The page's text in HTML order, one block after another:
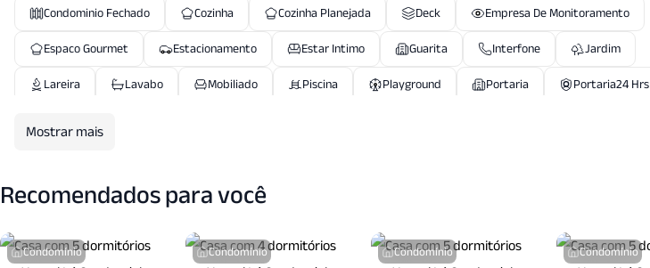
Condominio Fechado
Cozinha Cozinha Planejada Deck
Empresa De Monitoramento
Espaco Gourmet
Estacionamento Estar Intimo Guarita Interfone
Jardim
Lareira
Lavabo Mobiliado Piscina Playground Portaria
Portaria24 Hrs
Vigilancia24 Horas
Vista Panoramica
Mostrar mais
Recomendados para você
Condomínio Condomínio Condomínio Condomínio